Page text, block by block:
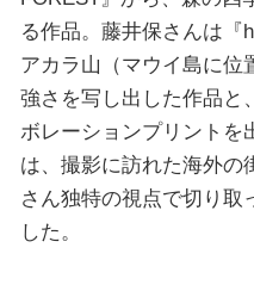
る作品。藤井保さんは『
アカラ山（マウイ島に位
強さを写し出した作品と
ボレーションプリントを
は、撮影に訪れた海外の
さん独特の視点で切り取
した。